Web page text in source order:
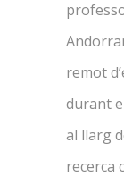
remot
durant
al llarg
recerca